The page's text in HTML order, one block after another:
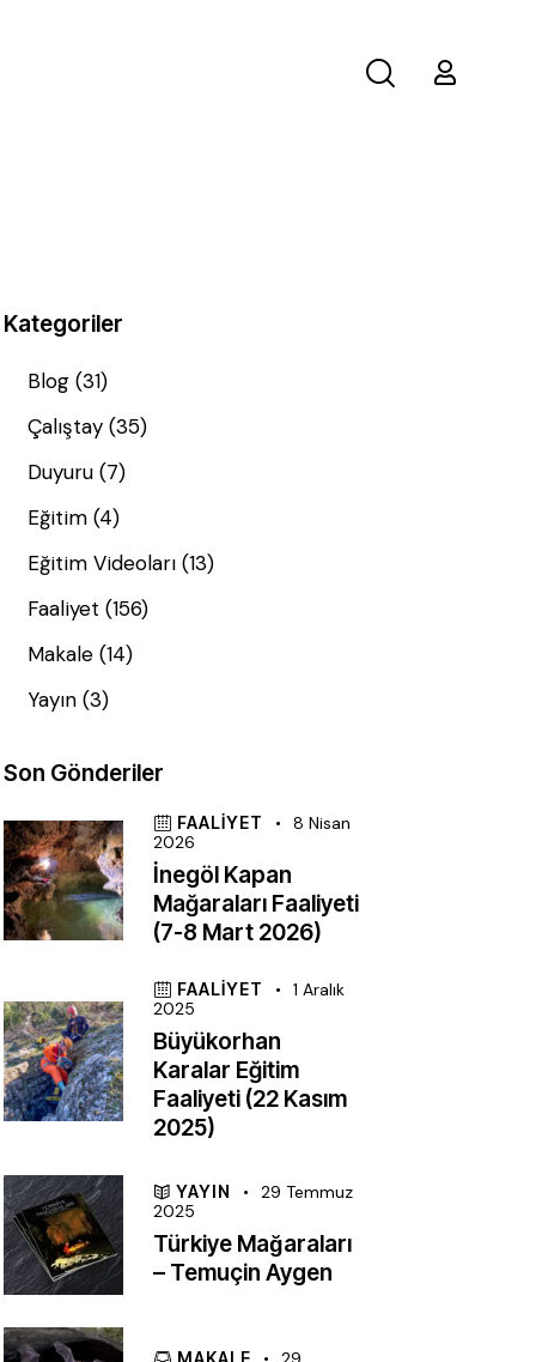
Kategoriler
Blog (31)
Çalıştay (35)
Duyuru (7)
Eğitim (4)
Eğitim Videoları (13)
Faaliyet (156)
Makale (14)
Yayın (3)
Son Gönderiler
FAALIYET
8 Nisan
2026
İnegöl Kapan
Mağaraları Faaliyeti
(7-8 Mart 2026)
FAALIYET
1 Aralık
2025
Büyükorhan
Karalar Eğitim
Faaliyeti (22 Kasım
2025)
YAYIN
29 Temmuz
2025
Türkiye Mağaraları
– Temuçin Aygen